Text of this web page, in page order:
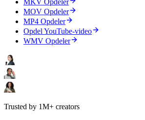
MOV Opdeler
MP4 Opdeler
Opdel YouTube-video
WMV Opdeler
Trusted by 1M+ creators